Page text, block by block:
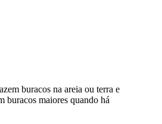
buracos na areia ou terra e
buracos maiores quando há